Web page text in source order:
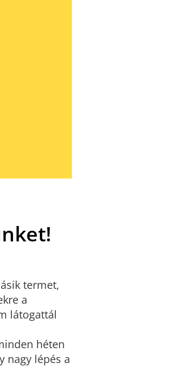
termet,
a
látogattál
héten
nagy lépés a